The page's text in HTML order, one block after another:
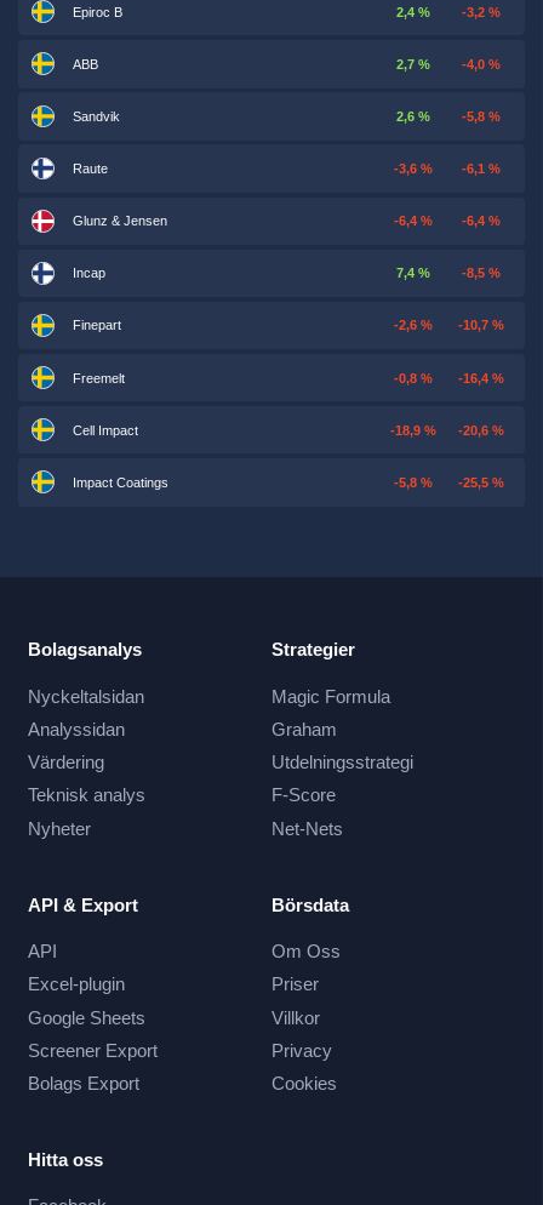
Epiroc B 2,4 % -3,2 %
ABB 2,7 % -4,0 %
Sandvik 2,6 % -5,8 %
Raute -3,6 % -6,1 %
Glunz & Jensen -6,4 % -6,4 %
Incap 7,4 % -8,5 %
Finepart -2,6 % -10,7 %
Freemelt -0,8 % -16,4 %
Cell Impact -18,9 % -20,6 %
Impact Coatings -5,8 % -25,5 %
Bolagsanalys
Nyckeltalsidan
Analyssidan
Värdering
Teknisk analys
Nyheter
Strategier
Magic Formula
Graham
Utdelningsstrategi
F-Score
Net-Nets
API & Export
API
Excel-plugin
Google Sheets
Screener Export
Bolags Export
Börsdata
Om Oss
Priser
Villkor
Privacy
Cookies
Hitta oss